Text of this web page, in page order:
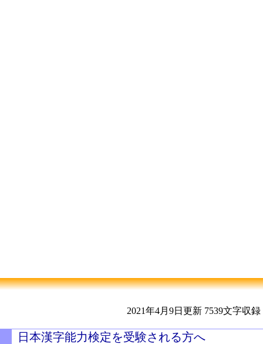
2021年4月9日更新 7539文字収録
日本漢字能力検定を受験される方へ